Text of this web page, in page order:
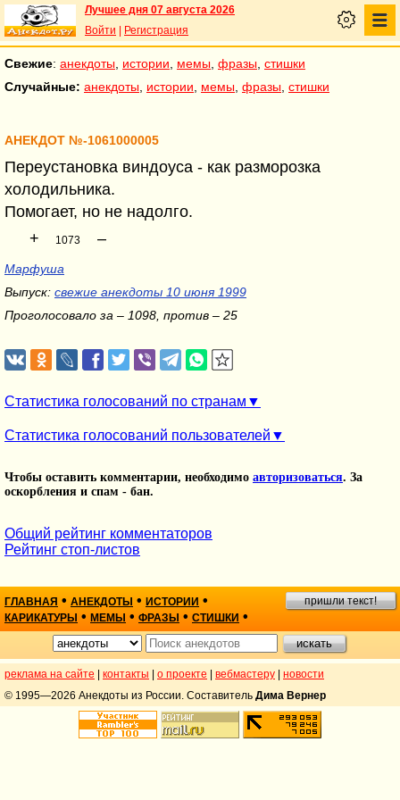
Лучшее дня 07 августа 2026
Войти
Регистрация
Свежие: анекдоты истории мемы фразы стишки
Случайные: анекдоты истории мемы фразы стишки
АНЕКДОТ №-1061000005
Переустановка виндоуса - как разморозка
холодильника.
Помогает, но не надолго.
+
1073 –
Марфуша
Выпуск: свежие анекдоты 10 июня 1999
Проголосовало за – 1098, против – 25
Статистика голосований по странам
Статистика голосований пользователей
Чтобы оставить комментарии, необходимо авторизоваться. За
оскорбления и спам - бан.
Общий рейтинг комментаторов
Рейтинг стоп-листов
ГЛАВНАЯ • АНЕКДОТЫ • ИСТОРИИ •
КАРИКАТУРЫ • МЕМЫ • ФРАЗЫ • СТИШКИ •
пришли текст!
реклама на сайте контакты о проекте вебмастеру
новости
© 1995—2026 Анекдоты из России. Составитель Дима Вернер